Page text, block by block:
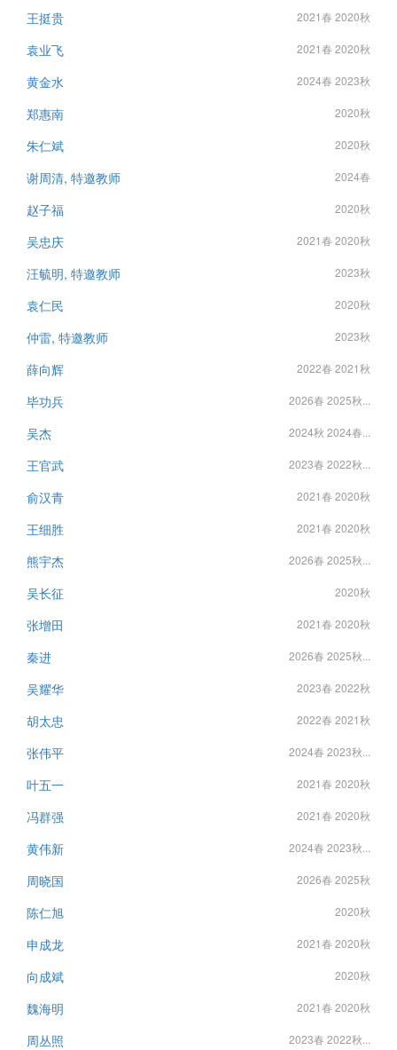
王挺贵 2021春 2020秋
袁业飞 2021春 2020秋
黄金水 2024春 2023秋
郑惠南 2020秋
朱仁斌 2020秋
谢周清, 特邀教师 2024春
赵子福 2020秋
吴忠庆 2021春 2020秋
汪毓明, 特邀教师 2023秋
袁仁民 2020秋
仲雷, 特邀教师 2023秋
薛向辉 2022春 2021秋
毕功兵 2026春 2025秋...
吴杰 2024秋 2024春...
王官武 2023春 2022秋...
俞汉青 2021春 2020秋
王细胜 2021春 2020秋
熊宇杰 2026春 2025秋...
吴长征 2020秋
张增田 2021春 2020秋
秦进 2026春 2025秋...
吴耀华 2023春 2022秋
胡太忠 2022春 2021秋
张伟平 2024春 2023秋...
叶五一 2021春 2020秋
冯群强 2021春 2020秋
黄伟新 2024春 2023秋...
周晓国 2026春 2025秋
陈仁旭 2020秋
申成龙 2021春 2020秋
向成斌 2020秋
魏海明 2021春 2020秋
周丛照 2023春 2022秋...